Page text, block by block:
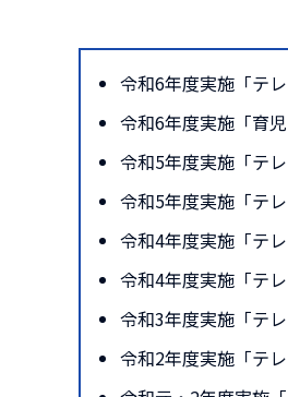
令和6年度実施「テ
令和6年度実施「育
令和5年度実施「テ
令和5年度実施「テ
令和4年度実施「テ
令和4年度実施「テ
令和3年度実施「テ
令和2年度実施「テ